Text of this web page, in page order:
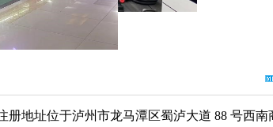
册地址位于泸州市龙马潭区蜀泸大道 88 号西南